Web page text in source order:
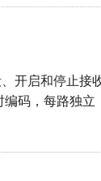
开启和停止接
码，每路独